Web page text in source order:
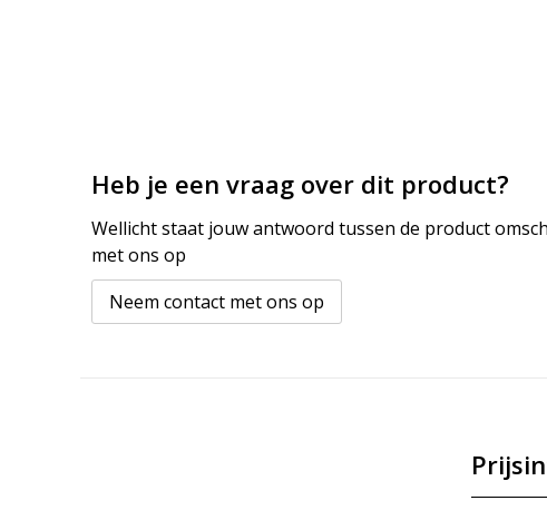
Heb je een vraag over dit product?
Wellicht staat jouw antwoord tussen de product
met ons op
Neem contact met ons op